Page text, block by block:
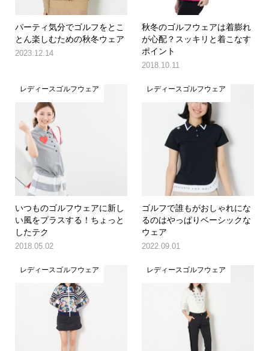
パーティ気分でゴルフをとこ
とん楽しむための秋冬ウェア
2023.12.14
秋冬のゴルフウェアは着膨れ
が心配？スッキリと着こなす
ポイント
2018.10.11
レディースゴルフウェア
いつものゴルフウェアに新し
い風をプラスする！ちょっと
したテク
2018.05.02
レディースゴルフウェア
ゴルフで誰もがおしゃれにな
るのはやっぱりベーシックな
ウェア
2022.09.01
レディースゴルフウェア レディースゴルフウェア